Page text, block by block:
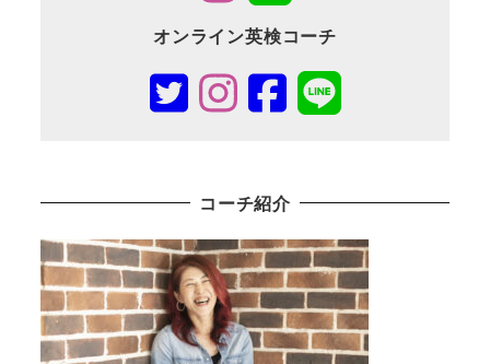
オンライン英検コーチ
コーチ紹介